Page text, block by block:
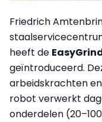
Friedrich
heeft de
geïntroduceerd.
arbeidskrachten
robot verwerkt
onderdelen